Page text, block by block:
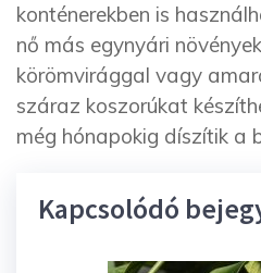
konténerekben is
nő más egynyári
körömvirággal vagy
száraz koszorúkat
még hónapokig díszítik a
Kapcsolódó